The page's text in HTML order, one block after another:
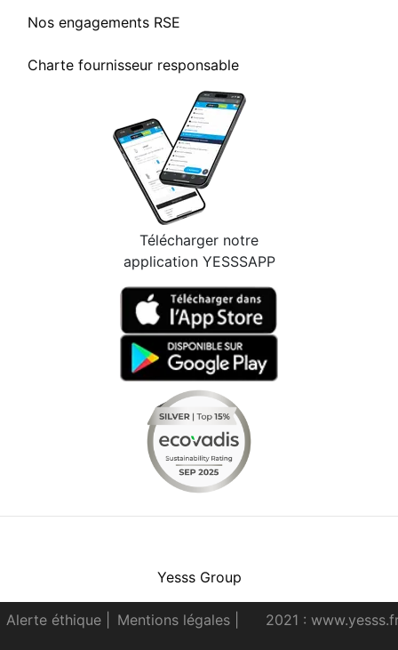
Nos engagements RSE
Charte fournisseur responsable
Télécharger notre
application YESSSAPP
Yesss Group
Alerte éthique Mentions légales 2021 :